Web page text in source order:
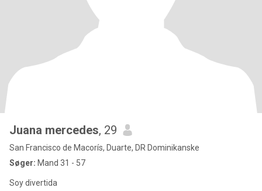
Juana mercedes, 29
San Francisco de Macorís, Duarte, DR Dominikanske
Søger: Mand 31 - 57
Soy divertida